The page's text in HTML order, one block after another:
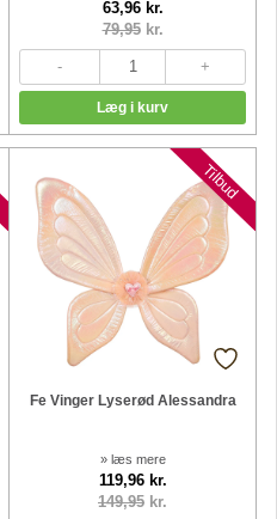
63,96 kr.
79,95kr.
Fe Vinger Lyserød Alessandra
» læs mere
119,96 kr.
149,95 kr.
Tilbud